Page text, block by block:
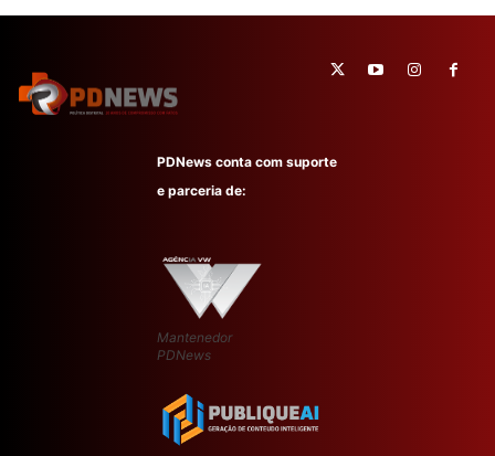
PDNews conta com suporte
e parceria de:
Mantenedor
PDNews